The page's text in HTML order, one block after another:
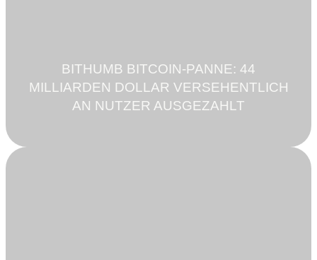
BITHUMB BITCOIN-PANNE: 44
MILLIARDEN DOLLAR VERSEHENTLICH
AN NUTZER AUSGEZAHLT